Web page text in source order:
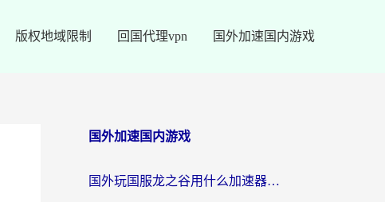
版权地域限制 回国代理vpn 国外加速国内游戏
国外加速国内游戏
国外玩国服龙之谷用什么加速器最好？一份给海外游子的终极指南